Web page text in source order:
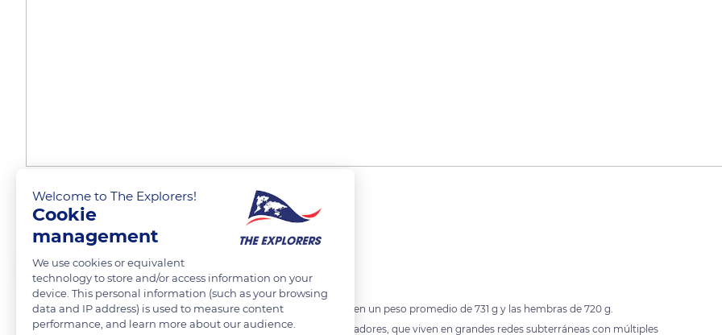
Suricata
LuisyRaquel
La suricata es una de las mangostas más pequeñas; los machos tienen un peso promedio de 731 g y las hembras de 720 g.
Es una especie diurna y de costumbres sociales. Son animales excavadores, que viven en grandes redes subterráneas con múltiples
Welcome to The Explorers!
Cookie
management
We use cookies or equivalent
technology to store and/or access information on your
device. This personal information (such as your browsing
data and IP address) is used to measure content
performance, and learn more about our audience.